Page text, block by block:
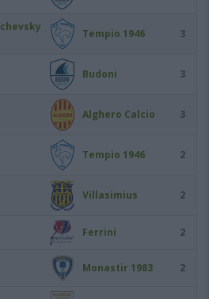
Tempio 1946 3
Budoni 3
Alghero Calcio 3
Tempio 1946 2
Villasimius 2
Ferrini 2
Monastir 1983 2